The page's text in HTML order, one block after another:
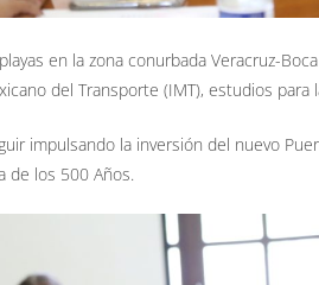
en la zona conurbada Veracruz-
del Transporte (IMT), estudios para
impulsando la inversión del nuevo
de los 500 Años.